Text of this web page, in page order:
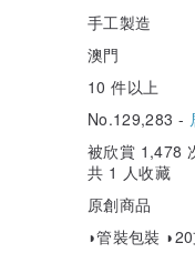
手工製造
澳門
10 件以上
No.129,283 -
被欣賞 1,478
共 1 人收藏
原創商品
◗管裝包裝